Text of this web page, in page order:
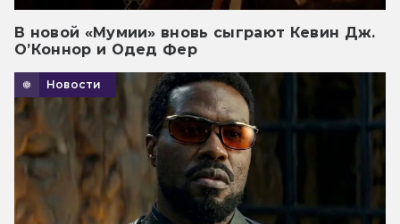
В новой «Мумии» вновь сыграют Кевин Дж.
О’Коннор и Одед Фер
Новости